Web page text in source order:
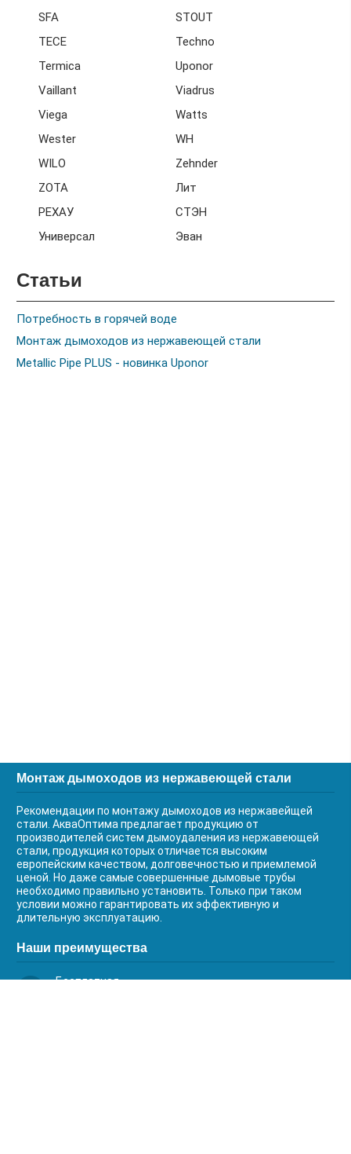
SFA
STOUT
TECE
Techno
Termica
Uponor
Vaillant
Viadrus
Viega
Watts
Wester
WH
WILO
Zehnder
ZOTA
Лит
РЕХАУ
СТЭН
Универсал
Эван
Статьи
Потребность в горячей воде
Монтаж дымоходов из нержавеющей стали
Metallic Pipe PLUS - новинка Uponor
Монтаж дымоходов из нержавеющей стали
Рекомендации по монтажу дымоходов из нержавейщей
стали. АкваОптима предлагает продукцию от
производителей систем дымоудаления из нержавеющей
стали, продукция которых отличается высоким
европейским качеством, долговечностью и приемлемой
ценой. Но даже самые совершенные дымовые трубы
необходимо правильно установить. Только при таком
условии можно гарантировать их эффективную и
длительную эксплуатацию.
Наши преимущества
Бесплатная